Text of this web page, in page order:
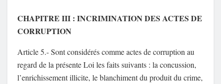
CHAPITRE III : INCRIMINATION DES ACTES DE
CORRUPTION
Article 5.- Sont considérés comme actes de corruption au
regard de la présente Loi les faits suivants : la concussion,
l’enrichissement illicite, le blanchiment du produit du crime,